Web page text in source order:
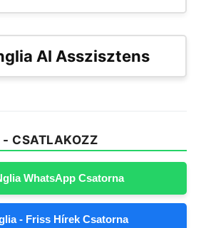
AI Asszisztens
- CSATLAKOZZ
WhatsApp Csatorna
- Friss Hírek Csatorna